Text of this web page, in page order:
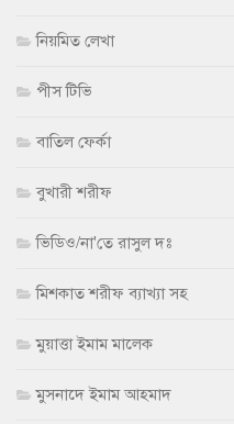
নিয়মিত লেখা
পীস টিভি
বাতিল ফের্কা
বুখারী শরীফ
ভিডিও/না'তে রাসুল দঃ
মিশকাত শরীফ ব্যাখ্যা সহ
মুয়াত্তা ইমাম মালেক
মুসনাদে ইমাম আহমাদ